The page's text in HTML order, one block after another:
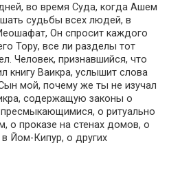
во время Суда, когда Ашем
судьбы всех людей, в
Он спросит каждого
Тору, все ли разделы тот
Человек, признавшийся, что
книгу Ваикра, услышит слова
мой, почему же ты не изучал
содержащую законы о
о ритуально
о проказе на стенах домов, о
Йом-Кипур, о других